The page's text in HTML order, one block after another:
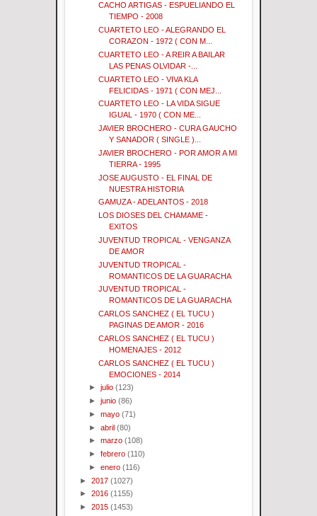
CACHO ARTIGAS - ESPUELIANDO EL
TIEMPO - 2008
CUARTETO LEO - ALEGRANDO EL
CORAZON - 1972 ( CON M...
CUARTETO LEO - A REIR A BAILAR
LAS PENAS OLVIDAR -...
CUARTETO LEO - VIVA KLA
FELICIDAS - 1971 ( CON MEJ...
CUARTETO LEO - LA VIDA SIGUE
IGUAL - 1970 ( CON ME...
JAVIER BROCHERO - CURA GAUCHO
Y SANADOR ( SINGLE )...
JAVIER BROCHERO - POR AMOR A MI
TIERRA - 1995
JOSE AUGUSTO - EL FINAL DE
NUESTRA HISTORIA
GAMUZA - ADELANTOS - 2018
LOS DIOSES DEL CHAMAME -
EXITOS
JUVENTUD TROPICAL - VENGANZA
DE AMOR
JUVENTUD TROPICAL -
ROMANTICOS DE LA GUARACHA
JUVENTUD TROPICAL -
ROMANTICOS DE LA GUARACHA
CARLOS SANCHEZ ( EL TUCU )
PAGINAS DE AMOR - 2016
CARLOS SANCHEZ ( EL TUCU )
HOMENAJES - 2012
CARLOS SANCHEZ ( EL TUCU )
EMOCIONES - 2014
►julio (123)
►junio (86)
►mayo (71)
►abril (80)
►marzo (108)
►febrero (110)
►enero (116)
► 2017 (1027)
► 2016 (1155)
► 2015 (1453)